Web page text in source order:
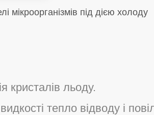
мікроорганізмів під дією холоду
кристалів льоду.
тепло відводу і